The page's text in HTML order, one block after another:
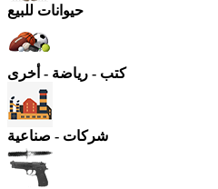
حيوانات للبيع
كتب - رياضة - أخرى
شركات - صناعية